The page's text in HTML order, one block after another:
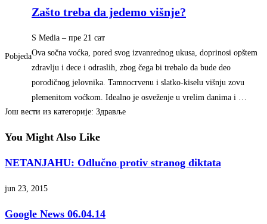
Pobjeda
Zašto treba da jedemo višnje?
S Media – ‎пре 21 сат‎
Ova sočna voćka, pored svog izvanrednog ukusa, doprinosi opštem
zdravlju i dece i odraslih, zbog čega bi trebalo da bude deo
porodičnog jelovnika. Tamnocrvenu i slatko-kiselu višnju zovu
plemenitom voćkom. Idealno je osveženje u vrelim danima i …
Још вести из категорије: Здравље
You Might Also Like
NETANJAHU: Odlučno protiv stranog diktata
jun 23, 2015
Google News 06.04.14